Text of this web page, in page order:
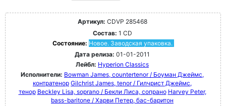
Артикул: CDVP 285468
Состав: 1 CD
Состояние: Новое. Заводская упаковка.
Дата релиза: 01-01-2011
Лейбл: Hyperion Classics
Исполнители: Bowman James, countertenor / Боуман Джеймс,
контратенор Gilchrist James, tenor / Гилчрист Джеймс,
тенор Beckley Lisa, soprano / Бекли Лиса, сопрано Harvey Peter,
bass-baritone / Харви Петер, бас-баритон